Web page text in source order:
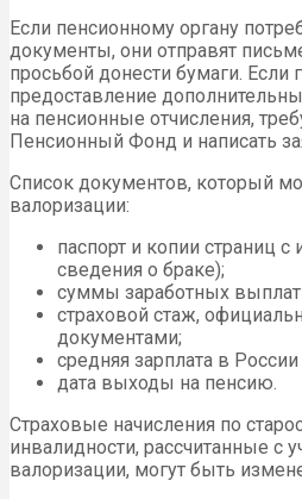
Если пенсионному органу
документы, они отправят
просьбой донести бумаги. Если
предоставление
на пенсионные отчисления,
Пенсионный Фонд и написать
Список документов, который
валоризации:
паспорт и копии страниц
сведения о браке);
суммы заработных выплат
страховой стаж,
документами;
средняя зарплата в России
дата выходы на пенсию.
Страховые начисления по
инвалидности, рассчитанные с
валоризации, могут быть